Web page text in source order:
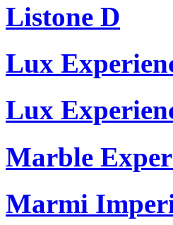
Listone D
Lux
Lux
Marble
Marmi